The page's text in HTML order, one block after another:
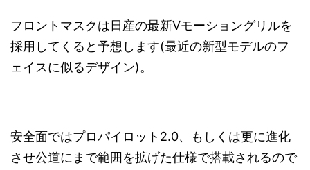
フロントマスクは日産の最新Vモーショングリルを
採用してくると予想します(最近の新型モデルのフ
ェイスに似るデザイン)。
安全面ではプロパイロット2.0、もしくは更に進化
させ公道にまで範囲を拡げた仕様で搭載されるので